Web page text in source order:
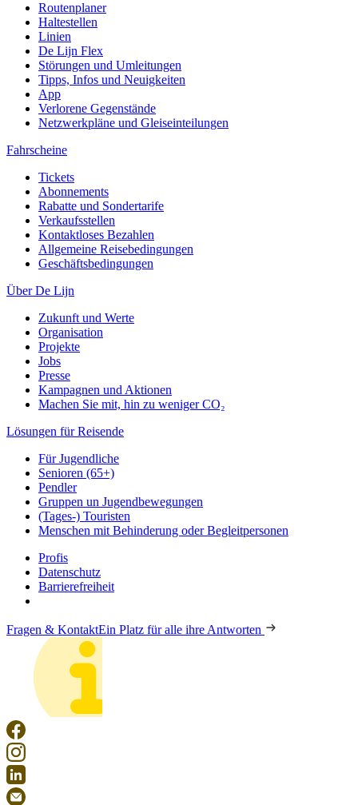
Routenplaner
Haltestellen
Linien
De Lijn Flex
Störungen und Umleitungen
Tipps, Infos und Neuigkeiten
App
Verlorene Gegenstände
Netzwerkpläne und Gleiseinteilungen
Fahrscheine
Tickets
Abonnements
Rabatte und Sondertarife
Verkaufsstellen
Kontaktloses Bezahlen
Allgemeine Reisebedingungen
Geschäftsbedingungen
Über De Lijn
Zukunft und Werte
Organisation
Projekte
Jobs
Presse
Kampagnen und Aktionen
Machen Sie mit, hin zu weniger CO₂
Lösungen für Reisende
Für Jugendliche
Senioren (65+)
Pendler
Gruppen un Jugendbewegungen
(Tages-) Touristen
Menschen mit Behinderung oder Begleitpersonen
Profis
Datenschutz
Barrierefreiheit
Fragen & KontaktEin Platz für alle ihre Antworten